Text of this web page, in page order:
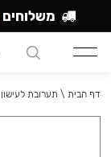
דף הבית \ תערובת לעישון
משלוחים